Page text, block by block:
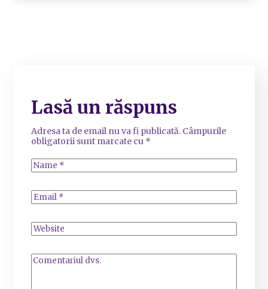
Lasă un răspuns
Adresa ta de email nu va fi publicată. Câmpurile
obligatorii sunt marcate cu *